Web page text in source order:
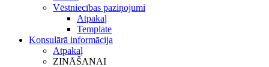
Vēstniecības paziņojumi
Atpakaļ
Template
Konsulārā informācija
Atpakaļ
ZINĀŠANAI